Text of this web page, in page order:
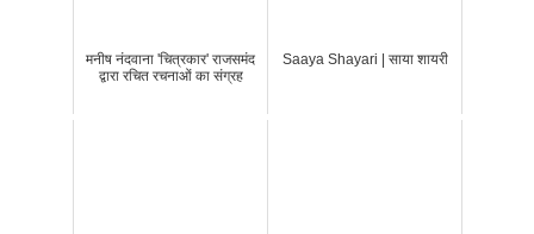
मनीष नंदवाना 'चित्रकार' राजसमंद
द्वारा रचित रचनाओं का संग्रह
Saaya Shayari | साया शायरी